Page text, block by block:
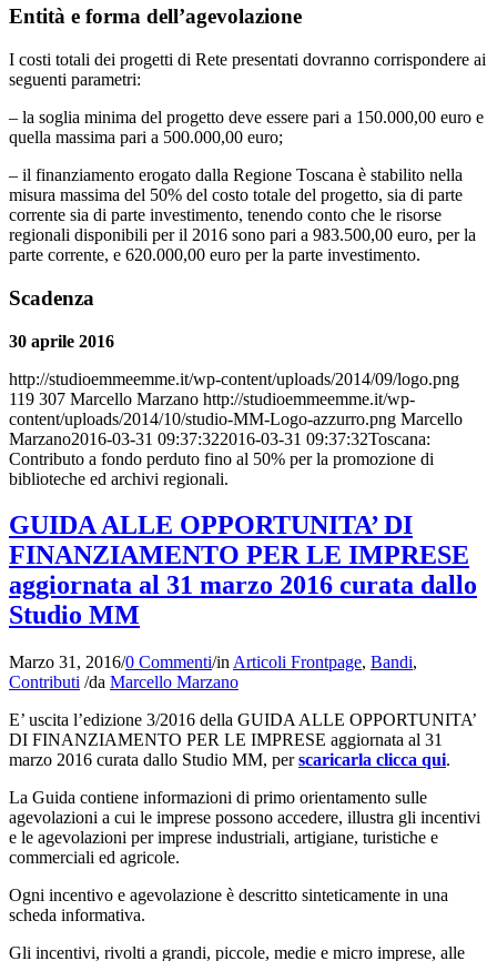
Entità e forma dell’agevolazione
I costi totali dei progetti di Rete presentati dovranno corrispondere ai
seguenti parametri:
– la soglia minima del progetto deve essere pari a 150.000,00 euro e
quella massima pari a 500.000,00 euro;
– il finanziamento erogato dalla Regione Toscana è stabilito nella
misura massima del 50% del costo totale del progetto, sia di parte
corrente sia di parte investimento, tenendo conto che le risorse
regionali disponibili per il 2016 sono pari a 983.500,00 euro, per la
parte corrente, e 620.000,00 euro per la parte investimento.
Scadenza
30 aprile 2016
http://studioemmeemme.it/wp-content/uploads/2014/09/logo.png
119 307 Marcello Marzano http://studioemmeemme.it/wp-
content/uploads/2014/10/studio-MM-Logo-azzurro.png Marcello
Marzano2016-03-31 09:37:322016-03-31 09:37:32Toscana:
Contributo a fondo perduto fino al 50% per la promozione di
biblioteche ed archivi regionali.
GUIDA ALLE OPPORTUNITA’ DI
FINANZIAMENTO PER LE IMPRESE
aggiornata al 31 marzo 2016 curata dallo
Studio MM
Marzo 31, 2016/0 Commenti/in Articoli Frontpage, Bandi,
Contributi /da Marcello Marzano
E’ uscita l’edizione 3/2016 della GUIDA ALLE OPPORTUNITA’
DI FINANZIAMENTO PER LE IMPRESE aggiornata al 31
marzo 2016 curata dallo Studio MM, perscaricarla clicca qui.
La Guida contiene informazioni di primo orientamento sulle
agevolazioni a cui le imprese possono accedere, illustra gli incentivi
e le agevolazioni per imprese industriali, artigiane, turistiche e
commerciali ed agricole.
Ogni incentivo e agevolazione è descritto sinteticamente in una
scheda informativa.
Gli incentivi, rivolti a grandi, piccole, medie e micro imprese, alle